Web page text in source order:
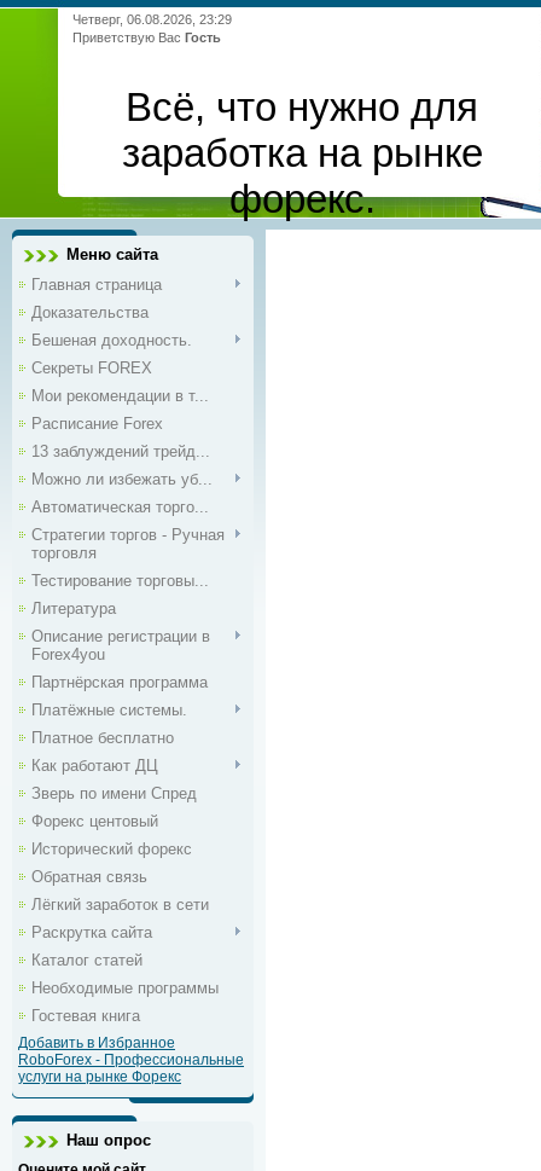
Четверг, 06.08.2026, 23:29
Приветствую Вас Гость
Всё, что нужно для
заработка на рынке
форекс.
Меню сайта
Главная страница
Доказательства
Бешеная доходность.
Секреты FOREX
Мои рекомендации в т...
Расписание Forex
13 заблуждений трейд...
Можно ли избежать уб...
Автоматическая торго...
Стратегии торгов - Ручная
торговля
Тестирование торговы...
Литература
Описание регистрации в
Forex4you
Партнёрская программа
Платёжные системы.
Платное бесплатно
Как работают ДЦ
Зверь по имени Спред
Форекс центовый
Исторический форекс
Обратная связь
Лёгкий заработок в сети
Раскрутка сайта
Каталог статей
Необходимые программы
Гостевая книга
Добавить в Избранное
RoboForex - Профессиональные
услуги на рынке Форекс
Наш опрос